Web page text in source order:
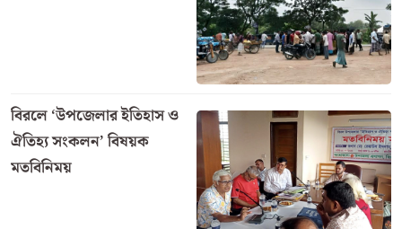
বিরলে ‘উপজেলার ইতিহাস ও
ঐতিহ্য সংকলন’ বিষয়ক
মতবিনিময়